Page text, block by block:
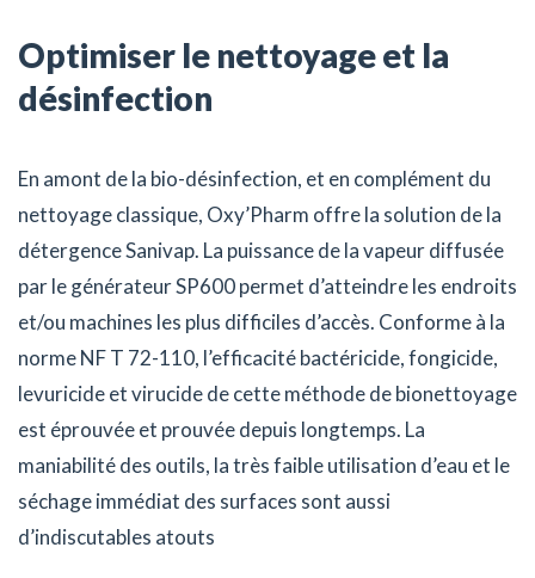
Optimiser le nettoyage et la
désinfection
En amont de la bio-désinfection, et en complément du
nettoyage classique, Oxy’Pharm offre la solution de la
détergence Sanivap. La puissance de la vapeur diffusée
par le générateur SP600 permet d’atteindre les endroits
et/ou machines les plus difficiles d’accès. Conforme à la
norme NF T 72-110, l’efficacité bactéricide, fongicide,
levuricide et virucide de cette méthode de bionettoyage
est éprouvée et prouvée depuis longtemps. La
maniabilité des outils, la très faible utilisation d’eau et le
séchage immédiat des surfaces sont aussi
d’indiscutables atouts